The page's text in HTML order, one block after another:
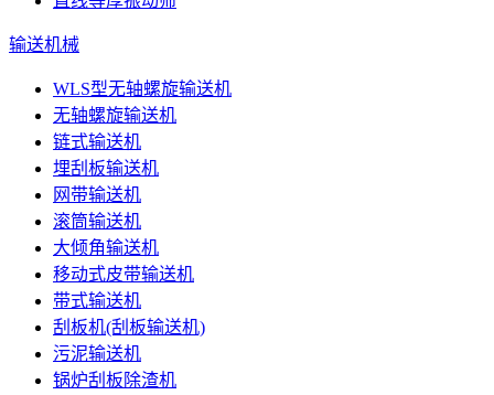
输送机械
WLS型无轴螺旋输送机
无轴螺旋输送机
链式输送机
埋刮板输送机
网带输送机
滚筒输送机
大倾角输送机
移动式皮带输送机
带式输送机
刮板机(刮板输送机)
污泥输送机
锅炉刮板除渣机